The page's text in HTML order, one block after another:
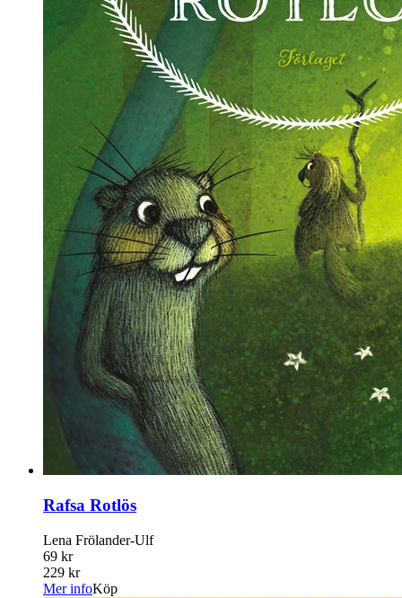
Rafsa Rotlös
Lena Frölander-Ulf
69 kr
229 kr
Mer infoKöp